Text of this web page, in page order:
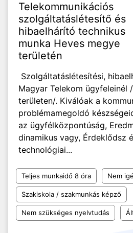
Telekommunikációs
szolgáltatáslétesítő és
hibaelhárító technikus
munka Heves megye
területén
Szolgáltatáslétesítési,
Magyar Telekom ügyfeleinél
területen/. Kiválóak a
problémamegoldó
az ügyfélközpontúság,
dinamikus vagy, Érdeklődsz
technológiai...
Teljes munkaidő 8 óra Nem
Szakiskola / szakmunkás képző
Nem szükséges nyelvtudás